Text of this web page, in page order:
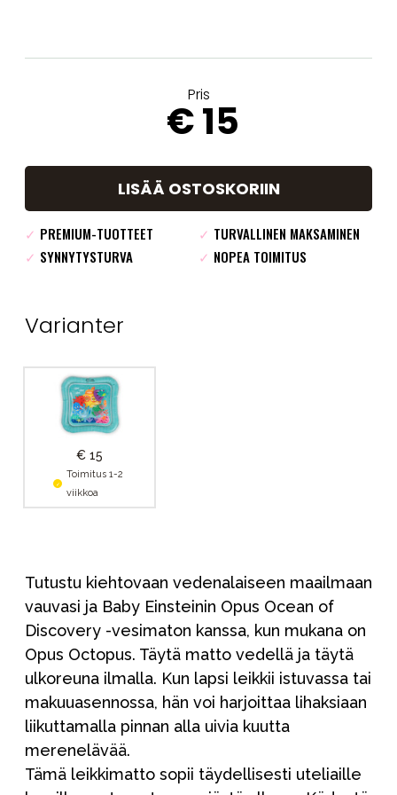
Pris
€ 15
LISÄÄ OSTOSKORIIN
✓ PREMIUM-TUOTTEET ✓ TURVALLINEN MAKSAMINEN
✓ SYNNYTYSTURVA ✓ NOPEA TOIMITUS
Varianter
€ 15
Toimitus 1-2
viikkoa
Tutustu kiehtovaan vedenalaiseen maailmaan
vauvasi ja Baby Einsteinin Opus Ocean of
Discovery -vesimaton kanssa, kun mukana on
Opus Octopus. Täytä matto vedellä ja täytä
ulkoreuna ilmalla. Kun lapsi leikkii istuvassa tai
makuuasennossa, hän voi harjoittaa lihaksiaan
liikuttamalla pinnan alla uivia kuutta
merenelävää.
Tämä leikkimatto sopii täydellisesti uteliaille